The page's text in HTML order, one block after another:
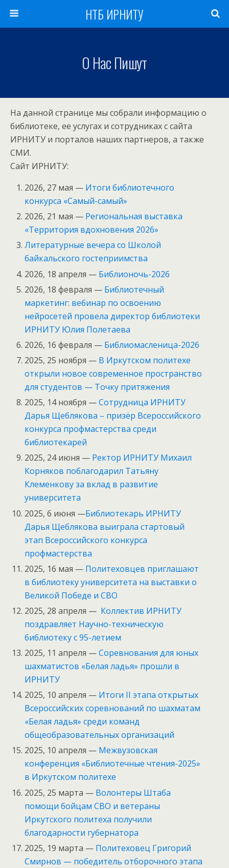
НТБ ИРНИТУ
О Нас Пишут
На данной странице мы собрали информацию о
библиотеке, ее услугах и сотрудниках с сайта
ИРНИТУ и порталов наших партнеров, а также
СМИ.
Сайт ИРНИТУ:
2026, 27 мая — Итоги библиотечного
конкурса «Самый-самый»
2026, 21 мая — Региональная выставка
«Территория вдохновения 2026»
Литературные вечера со Школой
байкальского гостеприимства
2026, 18 апреля — Библионочь-2026
2026, 18 февраля — Библиотечный
маркетинг: вебинар по освоению
нейросетей провела директор библиотеки
ИРНИТУ Юлия Полетаева
2026, 16 февраля — Библиомасленица-2026
2025, 25 ноября — В Иркутском политехе
открыли новое современное пространство
для студентов — Точку притяжения
2025, 14 ноября —Сотрудница ИРНИТУ
Дарья Щеблякова – призёр Всероссийского
конкурса профмастерства среди
библиотекарей
2025, 24 июня — Ректор ИРНИТУ Михаил
Корняков поблагодарил Татьяну
Клеменкову за вклад в развитие
университета
2025, 6 июня —Библиотекарь ИРНИТУ
Дарья Щеблякова выиграла стартовый
этап Всероссийского конкурса
профмастерства
2025, 16 мая — Политеховцев приглашают
в библиотеку университета на выставки о
Великой Победе и СВО
2025, 28 апреля — Коллектив ИРНИТУ
поздравляет Научно-техническую
библиотеку с 95-летием
2025, 11 апреля —Соревнования для юных
шахматистов «Белая ладья» прошли в
ИРНИТУ
2025, 10 апреля — Итоги II этапа открытых
Всероссийских соревнований по шахматам
«Белая ладья» среди команд
общеобразовательных организаций
2025, 10 апреля — Межвузовская
конференция «Библиотечные чтения-2025»
в Иркутском политехе
2025, 25 марта — Волонтеры Штаба
помощи бойцам СВО и ветераны
Иркутского политеха получили
благодарности губернатора
2025, 19 марта — Политеховец Григорий
Смирнов — победитель отборочного этапа